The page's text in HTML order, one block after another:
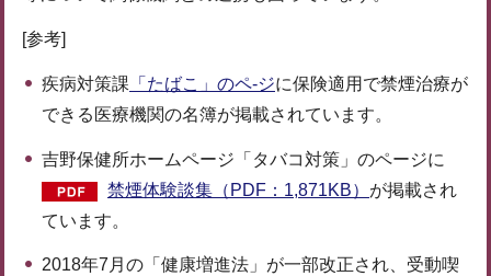
[参考]
疾病対策課 「たばこ」のペ-ジに保険適用で禁煙治療が
できる医療機関の名簿が掲載されています。
吉野保健所ホームページ「タバコ対策」のページに
禁煙体験談集（PDF：1,871KB） が掲載され
ています。
2018年7月の「健康増進法」が一部改正され、受動喫